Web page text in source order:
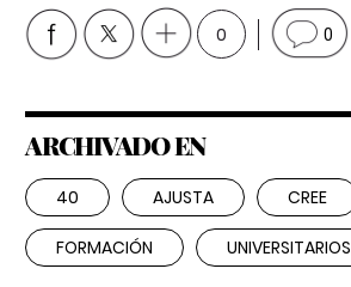
0 0
ARCHIVADO EN
40 AJUSTA CREE
FORMACIÓN UNIVERSITARIOS